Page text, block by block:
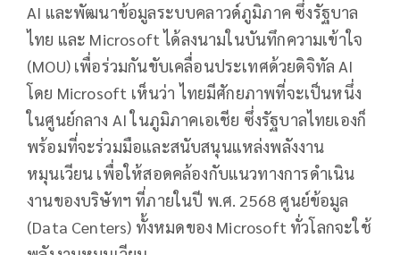
AI และพัฒนาข้อมูลระบบคลาวด์ภูมิภาค ซึ่งรัฐบาล
ไทย และ Microsoft ได้ลงนามในบันทึกความเข้าใจ
(MOU) เพื่อร่วมกันขับเคลื่อนประเทศด้วยดิจิทัล AI
โดย Microsoft เห็นว่า ไทยมีศักยภาพที่จะเป็นหนึ่ง
ในศูนย์กลาง AI ในภูมิภาคเอเชีย ซึ่งรัฐบาลไทยเองก็
พร้อมที่จะร่วมมือและสนับสนุนแหล่งพลังงาน
หมุนเวียน เพื่อให้สอดคล้องกับแนวทางการดำเนิน
งานของบริษัทฯ ที่ภายในปี พ.ศ. 2568 ศูนย์ข้อมูล
(Data Centers) ทั้งหมดของ Microsoft ทั่วโลกจะใช้